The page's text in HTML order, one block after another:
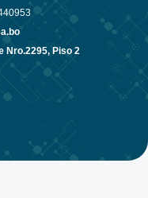
Nro.2295, Piso 2